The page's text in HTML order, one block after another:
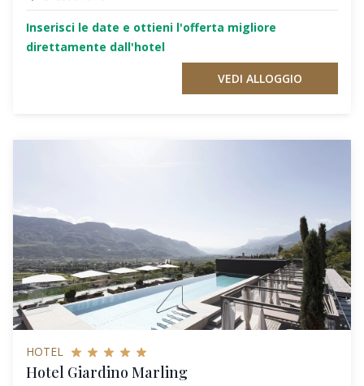
Inserisci le date e ottieni l'offerta migliore
direttamente dall'hotel
VEDI ALLOGGIO
HOTEL
Hotel Giardino Marling